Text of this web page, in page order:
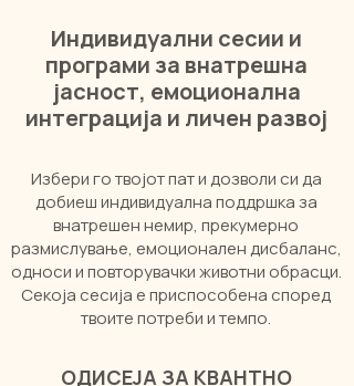
Индивидуални сесии и
програми за внатрешна
јасност, емоционална
интеграција и личен развој
Избери го твојот пат и дозволи си да
добиеш индивидуална поддршка за
внатрешен немир, прекумерно
размислување, емоционален дисбаланс,
односи и повторувачки животни обрасци.
Секоја сесија е приспособена според
твоите потреби и темпо.
ОДИСЕЈА ЗА КВАНТНО